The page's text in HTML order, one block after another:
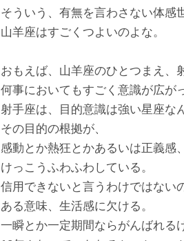
そういう、有無を言わさない体感
山羊座はすごくつよいのよな。
おもえば、山羊座のひとつまえ、
何事においてもすごく意識が広が
射手座は、目的意識は強い星座な
その目的の根拠が、
感動とか熱狂とかあるいは正義感
けっこうふわふわしている。
信用できないと言うわけではない
ある意味、生活感に欠ける。
一瞬とか一定期間ならがんばれる